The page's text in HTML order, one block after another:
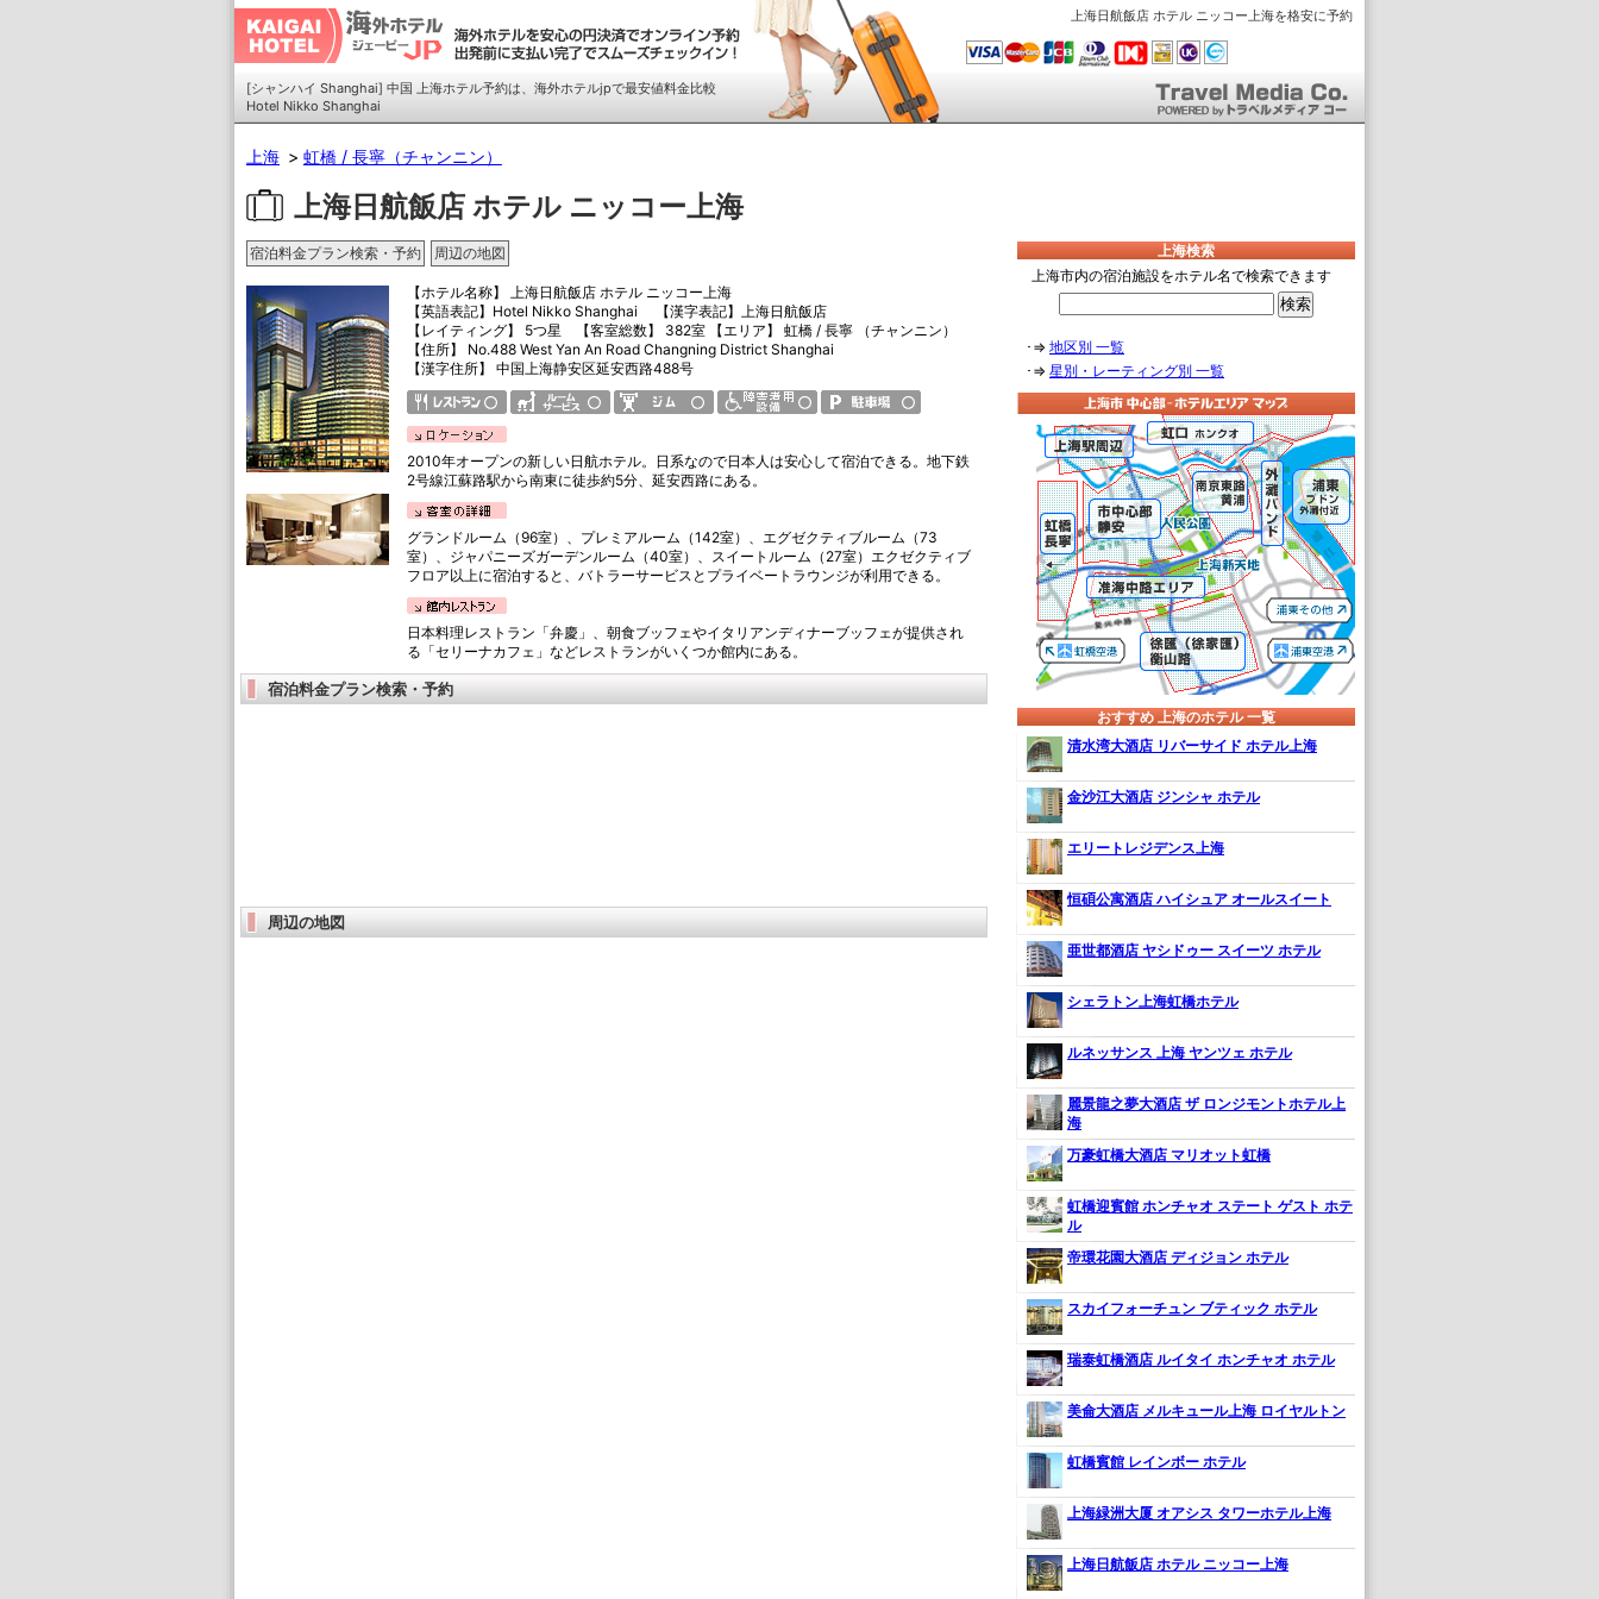
上海日航飯店 ホテル ニッコー上海
上海日航飯店 ホテル ニッコー上海を格安に予約
[シャンハイ Shanghai] 中国 上海ホテル予約は、海外ホテルjpで最安値料金比較
Hotel Nikko Shanghai
上海 虹橋 / 長寧（チャンニン）
宿泊料金プラン検索・予約 周辺の地図
【ホテル名称】 上海日航飯店 ホテル ニッコー上海
【英語表記】 Hotel Nikko Shanghai 【漢字表記】 上海日航飯店
【レイティング】 5つ星 【客室総数】 382室 【エリア】 虹橋 / 長寧 （チャンニン）
【住所】 No.488 West Yan An Road Changning District Shanghai
【漢字住所】 中国上海静安区延安西路488号
2010年オープンの新しい日航ホテル。日系なので日本人は安心して宿泊できる。地下鉄
2号線江蘇路駅から南東に徒歩約5分、延安西路にある。
グランドルーム（96室）、プレミアルーム（142室）、エグゼクティブルーム（73
室）、ジャパニーズガーデンルーム（40室）、スイートルーム（27室）エクゼクティブ
フロア以上に宿泊すると、バトラーサービスとプライベートラウンジが利用できる。
日本料理レストラン「弁慶」、朝食ブッフェやイタリアンディナーブッフェが提供され
る「セリーナカフェ」などレストランがいくつか館内にある。
宿泊料金プラン検索・予約
周辺の地図
上海検索
上海市内の宿泊施設をホテル名で検索できます
⇒ 地区別 一覧
⇒ 星別・レーティング別 一覧
おすすめ 上海のホテル 一覧
清水湾大酒店 リバーサイド ホテル上海
金沙江大酒店 ジンシャ ホテル
エリートレジデンス上海
恒碩公寓酒店 ハイシュア オールスイート
亜世都酒店 ヤシドゥー スイーツ ホテル
シェラトン上海虹橋ホテル
ルネッサンス 上海 ヤンツェ ホテル
麗景龍之夢大酒店 ザ ロンジモントホテル上
海
万豪虹橋大酒店 マリオット虹橋
虹橋迎賓館 ホンチャオ ステート ゲスト ホテ
ル
帝環花園大酒店 ディジョン ホテル
スカイフォーチュン ブティック ホテル
瑞泰虹橋酒店 ルイタイ ホンチャオ ホテル
美侖大酒店 メルキュール上海 ロイヤルトン
虹橋賓館 レインボー ホテル
上海緑洲大厦 オアシス タワーホテル上海
上海日航飯店 ホテル ニッコー上海